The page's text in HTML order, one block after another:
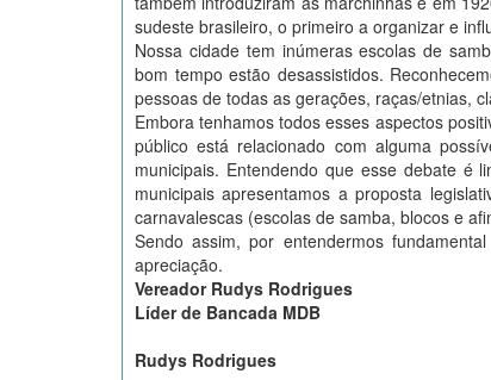
sudeste brasileiro, o primeiro a organizar e
Nossa cidade tem inúmeras escolas de
bom tempo estão desassistidos.
pessoas de todas as gerações, raças/etnias,
Embora tenhamos todos esses aspectos
público está relacionado com alguma
municipais. Entendendo que esse debate é
municipais apresentamos a proposta
carnavalescas (escolas de samba, blocos e
Sendo assim, por entendermos
apreciação.
Vereador Rudys Rodrigues
Líder de Bancada MDB
Rudys Rodrigues